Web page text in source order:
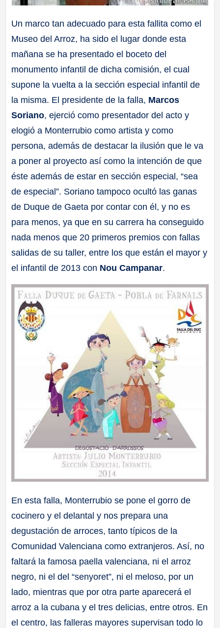
Un marco tan adecuado para esta fallita como el
Museo del Arroz, ha sido el lugar donde esta
mañana se ha presentado el boceto del
monumento infantil de dicha comisión, el cual
supone la vuelta a la sección especial infantil de
la misma. El presidente de la falla, Marcos
Soriano, ejerció como presentador del acto y
elogió a Monterrubio como artista y como
persona, además de destacar la ilusión que le va
a poner al proyecto así como la intención de que
éste además de estar en sección especial, “sea
de especial”. Soriano tampoco ocultó las ganas
de Duque de Gaeta por contar con él, y no es
para menos, ya que en su carrera ha conseguido
nada menos que 20 primeros premios con fallas
salidas de su taller, entre los que están el mayor y
el infantil de 2013 con Nou Campanar.
En esta falla, Monterrubio se pone el gorro de
cocinero y el delantal y nos prepara una
degustación de arroces, tanto típicos de la
Comunidad Valenciana como extranjeros. Así, no
faltará la famosa paella valenciana, ni el arroz
negro, ni el del “senyoret”, ni el meloso, por un
lado, mientras que por otra parte aparecerá el
arroz a la cubana y el tres delicias, entre otros. En
el centro, las falleras mayores supervisan todo lo